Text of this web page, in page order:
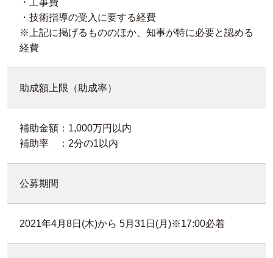
・工事費
・技術指導の受入に要する経費
※上記に掲げるもののほか、知事が特に必要と認める
経費
助成額上限（助成率）
補助金額：1,000万円以内
補助率 ：2分の1以内
公募期間
2021年4月8日(木)から 5月31日(月)※17:00必着